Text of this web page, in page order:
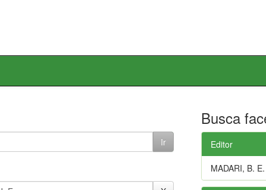
Busca
Editor
MADARI, B. E.